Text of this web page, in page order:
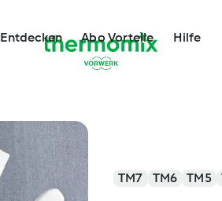
Entdecken Abo Vorteile Hilfe
TM7 TM6 TM5